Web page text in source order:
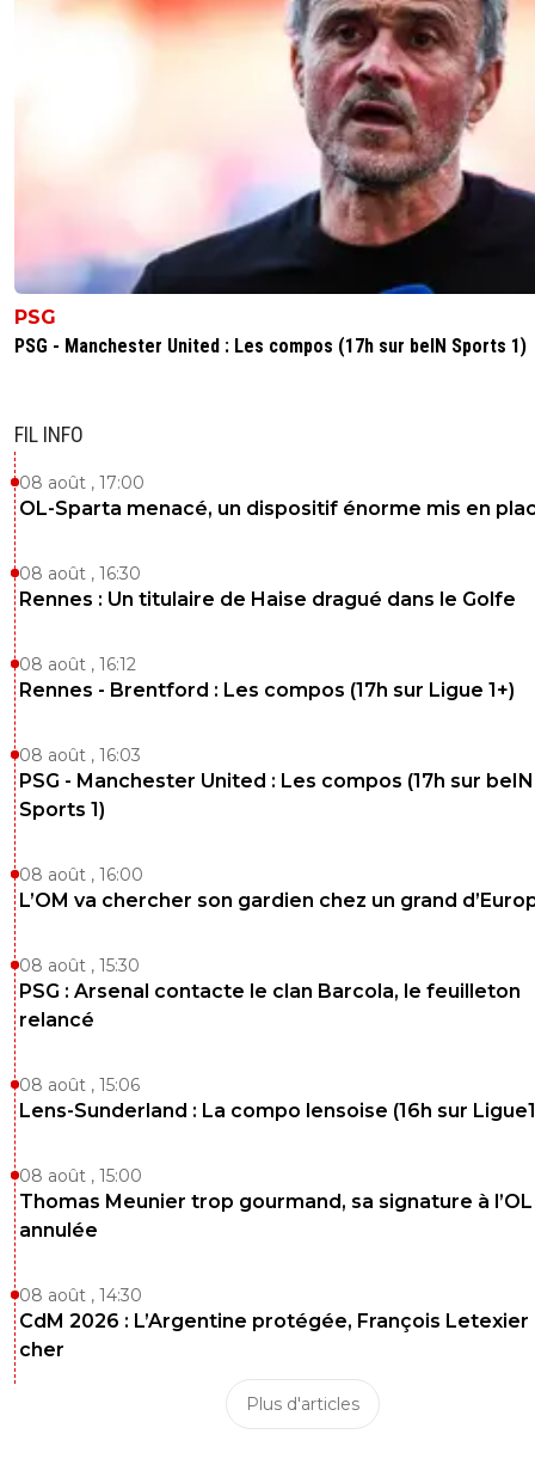
bath-singer + 368
je pense qu'il faut un entraineur plus expérimenté après
saison cata et la volonté de tout reconstruire
Heinze , il rappelle des bons moments à l'OM , 'est
d'arteta, peut etre qu'il assurerait... on verra
dijaya 22 mai 2026 à 8:43 2163
entraineur, mais il a du leadership, de la grinta..; a voir ses
competences
Tout à fait . On a dit la même chose sur de Zerbi :
,courageux tacticien . Et au pire moment de
arrière droit on prend l'ex arrière gauche comme
entraîneur et dans 4 ans on aura BALERDI . La
certes belle à Marseille mais les proprios du club
PSG
PSG - Manchester United : Les compos (17h sur beIN Sports 1)
FIL INFO
08 août , 17:00
OL-Sparta menacé, un dispositif énorme mis en
08 août , 16:30
Rennes : Un titulaire de Haise dragué dans le Golfe
08 août , 16:12
Rennes - Brentford : Les compos (17h sur Ligue 1+)
08 août , 16:03
PSG - Manchester United : Les compos (17h sur beIN
Sports 1)
08 août , 16:00
L’OM va chercher son gardien chez un grand
08 août , 15:30
PSG : Arsenal contacte le clan Barcola, le feuilleton
relancé
08 août , 15:06
Lens-Sunderland : La compo lensoise (16h sur
08 août , 15:00
Thomas Meunier trop gourmand, sa signature à l’OL
annulée
08 août , 14:30
CdM 2026 : L’Argentine protégée, François Letexier
cher
Plus d'articles